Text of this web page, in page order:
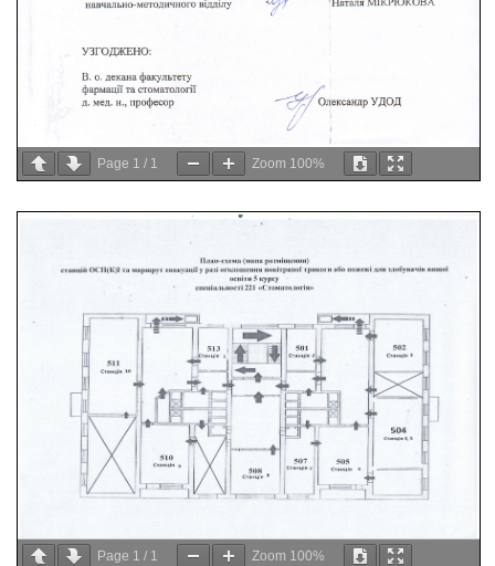
Page 1 / 1 Zoom 100%
Page 1 / 1 Zoom 100%